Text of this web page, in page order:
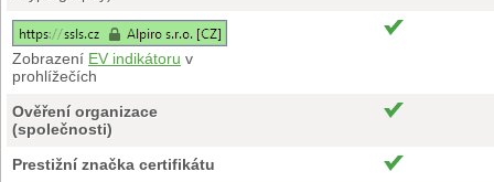
Zobrazení EV indikátoru v
prohlížečích
Ověření organizace
(společnosti)
Prestižní značka certifikátu